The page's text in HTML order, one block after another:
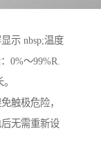
示 nbsp;温度
0%～99%R.
触极危险，
无需重新设